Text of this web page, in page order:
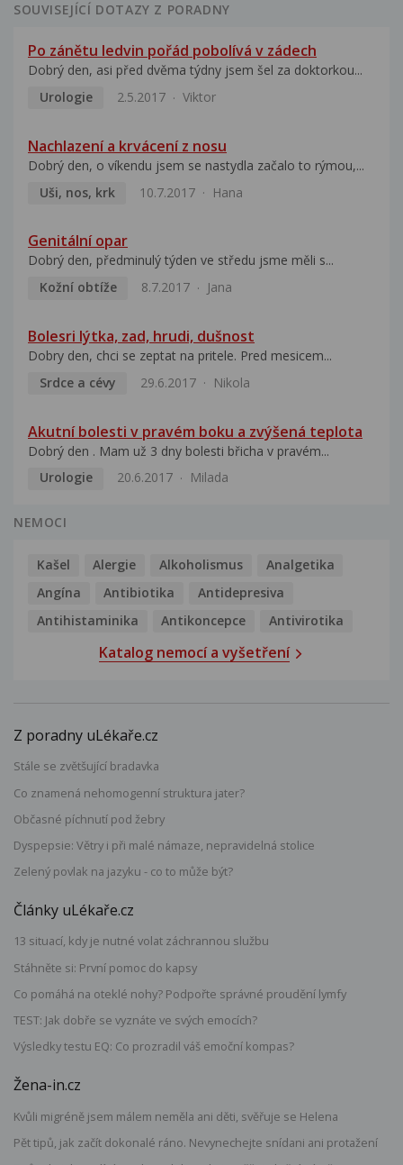
SOUVISEJÍCÍ DOTAZY Z PORADNY
Po zánětu ledvin pořád pobolívá v zádech
Dobrý den, asi před dvěma týdny jsem šel za doktorkou...
Urologie
2.5.2017 Viktor
Nachlazení a krvácení z nosu
Dobrý den, o víkendu jsem se nastydla začalo to rýmou,...
Uši, nos, krk
10.7.2017 Hana
Genitální opar
Dobrý den, předminulý týden ve středu jsme měli s...
Kožní obtíže
8.7.2017 Jana
Bolesri lýtka, zad, hrudi, dušnost
Dobry den, chci se zeptat na pritele. Pred mesicem...
Srdce a cévy
29.6.2017 Nikola
Akutní bolesti v pravém boku a zvýšená teplota
Dobrý den . Mam už 3 dny bolesti břicha v pravém...
Urologie
20.6.2017 Milada
NEMOCI
Kašel Alergie Alkoholismus
Analgetika
Angína
Antibiotika
Antidepresiva
Antihistaminika
Antikoncepce Antivirotika
Katalog nemocí a vyšetření
Z poradny uLékaře.cz
Stále se zvětšující bradavka
Co znamená nehomogenní struktura jater?
Občasné píchnutí pod žebry
Dyspepsie: Větry i při malé námaze, nepravidelná stolice
Zelený povlak na jazyku - co to může být?
Články uLékaře.cz
13 situací, kdy je nutné volat záchrannou službu
Stáhněte si: První pomoc do kapsy
Co pomáhá na oteklé nohy? Podpořte správné proudění lymfy
TEST: Jak dobře se vyznáte ve svých emocích?
Výsledky testu EQ: Co prozradil váš emoční kompas?
Žena-in.cz
Kvůli migréně jsem málem neměla ani děti, svěřuje se Helena
Pět tipů, jak začít dokonalé ráno. Nevynechejte snídani ani protažení